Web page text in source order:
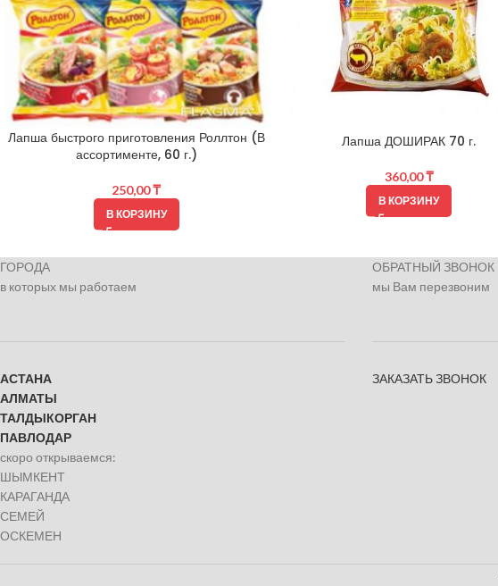
Лапша быстрого приготовления Роллтон (В
ассортименте, 60 г.)
250,00₸
В КОРЗИНУ
Лапша ДОШИРАК 70 г.
360,00₸
В КОРЗИНУ
ГОРОДА
в которых мы работаем
АСТАНА
АЛМАТЫ
ТАЛДЫКОРГАН
ПАВЛОДАР
скоро открываемся:
ШЫМКЕНТ
КАРАГАНДА
СЕМЕЙ
ОСКЕМЕН
ОБРАТНЫЙ ЗВОНОК
мы Вам перезвоним
ЗАКАЗАТЬ ЗВОНОК